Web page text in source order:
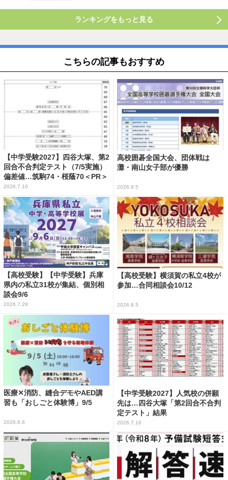
ランキングをもっと見る
こちらの記事もおすすめ
【中学受験2027】四谷大塚、第2
回合不合判定テスト（7/5実施）
偏差値…筑駒74・桜蔭70＜PR＞
2026.7.10
高校囲碁全国大会、団体戦は
灘・南山女子部が優勝
2026.8.5
【高校受験】【中学受験】兵庫
県内の私立31校が集結、個別相
談会9/6
2026.7.28
【高校受験】横須賀の私立4校が
参加…合同相談会10/12
2026.8.5
医療✕消防、縫合デモやAED講
習も「おしごと体験博」9/5
2026.8.6
【中学受験2027】人気校の併願
先は…四谷大塚「第2回合不合判
定テスト」結果
2026.7.16